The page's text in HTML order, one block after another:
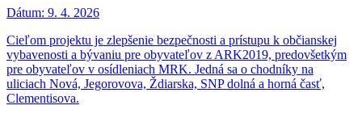
Dátum: 9. 4. 2026
Cieľom projektu je zlepšenie bezpečnosti a prístupu k občianskej
vybavenosti a bývaniu pre obyvateľov z ARK2019, predovšetkým
pre obyvateľov v osídleniach MRK. Jedná sa o chodníky na
uliciach Nová, Jegorovova, Ždiarska, SNP dolná a horná časť,
Clementisova.